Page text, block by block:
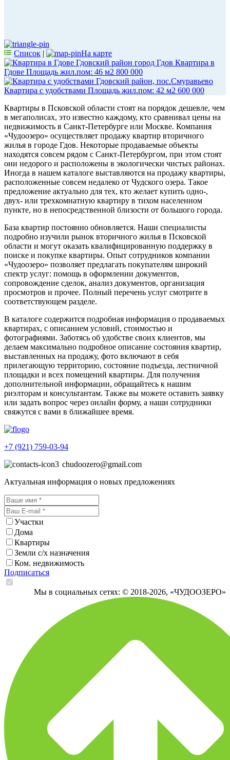
Список |
На карте
Гдовский район город Гдов Квартира в
Гдове Площадь жил.пом: 46 м2 800 000
Гдовский район, пос.Смуравьево
Квартира с удобствами Площадь жил.пом: 42 м2 600 000
Квартиры в Псковской области стоят на порядок дешевле, чем
в мегаполисах, это известно каждому, кто сравнивал цены на
недвижимость в Санкт-Петербурге или Москве. Компания
«Чудоозеро» осуществляет продажу квартир вторичного
жилья в городе Гдов. Некоторые продаваемые объекты
находятся совсем рядом с Санкт-Петербургом, при этом стоят
они недорого и расположены в экологически чистых районах.
Иногда в нашем каталоге выставляются на продажу квартиры,
расположенные совсем недалеко от Чудского озера. Такое
предложение актуально для тех, кто желает купить одно-,
двух- или трехкомнатную квартиру в тихом населенном
пункте, но в непосредственной близости от большого города.
База квартир постоянно обновляется. Наши специалисты
подробно изучили рынок вторичного жилья в Псковской
области и могут оказать квалифицированную поддержку в
поиске и покупке квартиры. Опыт сотрудников компании
«Чудоозеро» позволяет предлагать покупателям широкий
спектр услуг: помощь в оформлении документов,
сопровождение сделок, анализ документов, организация
просмотров и прочее. Полный перечень услуг смотрите в
соответствующем разделе.
В каталоге содержится подробная информация о продаваемых
квартирах, с описанием условий, стоимостью и
фотографиями. Заботясь об удобстве своих клиентов, мы
делаем максимально подробное описание состояния квартир,
выставленных на продажу, фото включают в себя
прилегающую территорию, состояние подъезда, лестничной
площадки и всех помещений квартиры. Для получения
дополнительной информации, обращайтесь к нашим
риэлторам и консультантам. Также вы можете оставить заявку
или задать вопрос через онлайн форму, а наши сотрудники
свяжутся с вами в ближайшее время.
+7 (921) 759-03-94
chudoozero@gmail.com
Актуальная информация о новых предложениях
Участки
Дома
Квартиры
Земли с/х назначения
Ком. недвижимость
Подписаться
Мы в социальных сетях: © 2018-2026, «ЧУДООЗЕРО»